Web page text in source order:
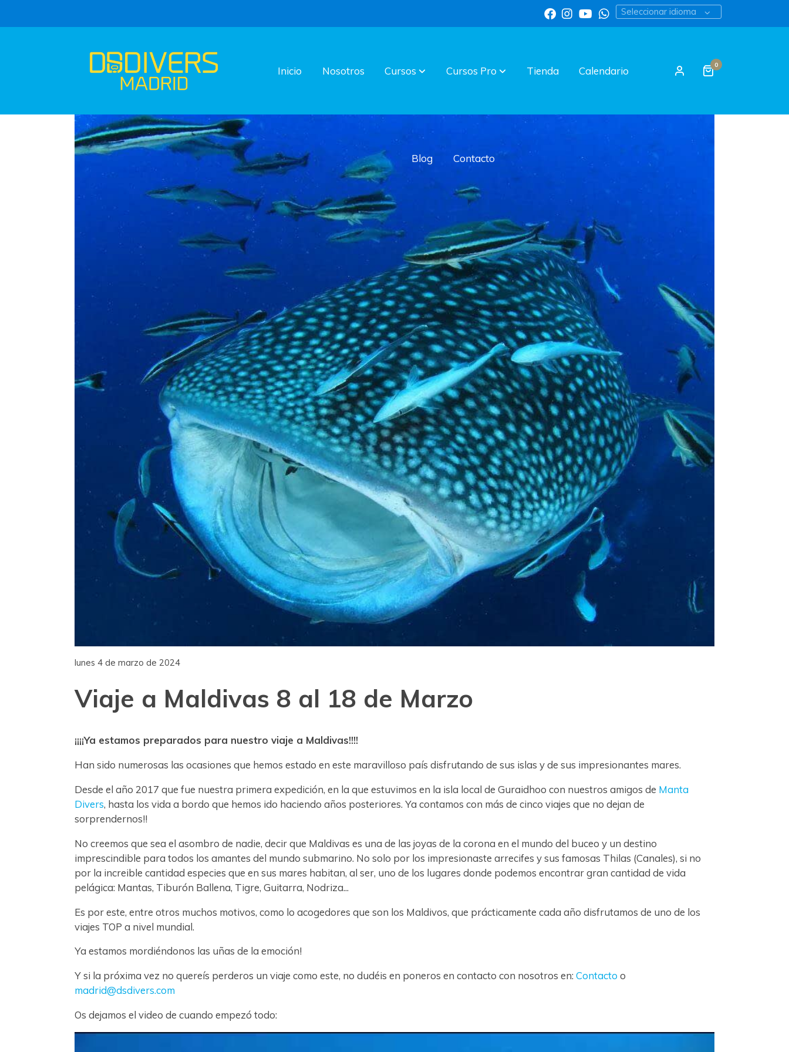
Seleccionar idioma
Inicio Nosotros Cursos Cursos Pro Tienda Calendario
Blog Contacto
0
lunes 4 de marzo de 2024
Viaje a Maldivas 8 al 18 de Marzo
¡¡¡¡Ya estamos preparados para nuestro viaje a Maldivas!!!!
Han sido numerosas las ocasiones que hemos estado en este maravilloso país disfrutando de sus islas y de sus impresionantes mares.
Desde el año 2017 que fue nuestra primera expedición, en la que estuvimos en la isla local de Guraidhoo con nuestros amigos de Manta
Divers, hasta los vida a bordo que hemos ido haciendo años posteriores. Ya contamos con más de cinco viajes que no dejan de
sorprendernos!!
No creemos que sea el asombro de nadie, decir que Maldivas es una de las joyas de la corona en el mundo del buceo y un destino
imprescindible para todos los amantes del mundo submarino. No solo por los impresionaste arrecifes y sus famosas Thilas (Canales), si no
por la increible cantidad especies que en sus mares habitan, al ser, uno de los lugares donde podemos encontrar gran cantidad de vida
pelágica: Mantas, Tiburón Ballena, Tigre, Guitarra, Nodriza...
Es por este, entre otros muchos motivos, como lo acogedores que son los Maldivos, que prácticamente cada año disfrutamos de uno de los
viajes TOP a nivel mundial.
Ya estamos mordiéndonos las uñas de la emoción!
Y si la próxima vez no quereís perderos un viaje como este, no dudéis en poneros en contacto con nosotros en:Contactoo
madrid@dsdivers.com
Os dejamos el video de cuando empezó todo: